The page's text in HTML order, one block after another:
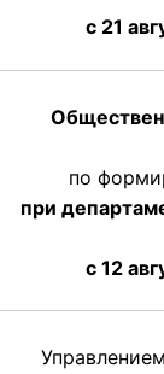
с 21
по
при
с 12